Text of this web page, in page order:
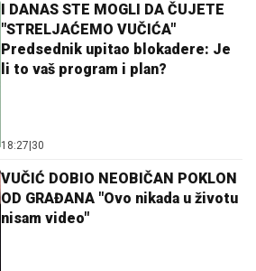
I DANAS STE MOGLI DA ČUJETE
"STRELJAĆEMO VUČIĆA"
Predsednik upitao blokadere: Je
li to vaš program i plan?
18:27 30
VUČIĆ DOBIO NEOBIČAN POKLON
OD GRAĐANA "Ovo nikada u životu
nisam video"